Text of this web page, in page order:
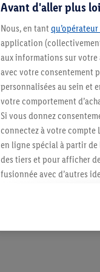
Avant d'aller plus
Nous, en tant
application
aux informations sur
avec votre consentement
personnalisées au sein et
votre comportement
Si vous donnez
connectez à votre compte
en ligne spécial à partir
des tiers et pour afficher
fusionnée avec d’autres
vous avez montré de
l’achat) peuvent
plusieurs services de Lidl
Sous « Personnaliser »,